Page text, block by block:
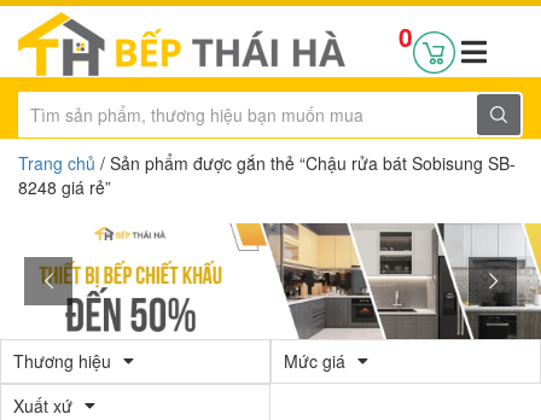
0
Trang chủ / Sản phẩm được gắn thẻ “Chậu rửa bát Sobisung SB-
8248 giá rẻ”
Thương hiệu
Mức giá
Xuất xứ